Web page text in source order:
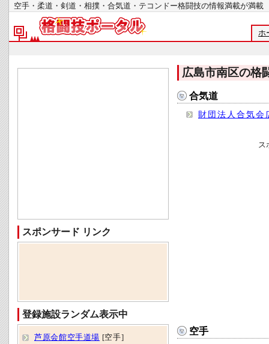
空手・柔道・剣道・相撲・合気道・テコンドー格闘技の情報満載が
ホ
広島市南区の格
合気道
財団法人合気会
ス
空手
スポンサード リンク
登録施設ランダム表示中
芦原会館空手道場 [空手]